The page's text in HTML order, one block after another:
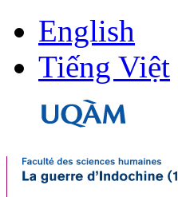
English
Tiếng Việt